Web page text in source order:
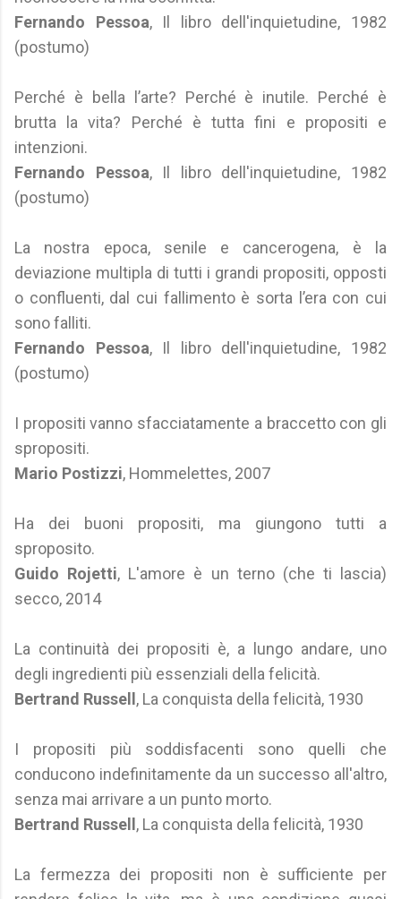
Fernando Pessoa, Il libro dell'inquietudine, 1982
(postumo)
Perché è bella l’arte? Perché è inutile. Perché è
brutta la vita? Perché è tutta fini e propositi e
intenzioni.
Fernando Pessoa, Il libro dell'inquietudine, 1982
(postumo)
La nostra epoca, senile e cancerogena, è la
deviazione multipla di tutti i grandi propositi, opposti
o confluenti, dal cui fallimento è sorta l’era con cui
sono falliti.
Fernando Pessoa, Il libro dell'inquietudine, 1982
(postumo)
I propositi vanno sfacciatamente a braccetto con gli
spropositi.
Mario Postizzi, Hommelettes, 2007
Ha dei buoni propositi, ma giungono tutti a
sproposito.
Guido Rojetti, L'amore è un terno (che ti lascia)
secco, 2014
La continuità dei propositi è, a lungo andare, uno
degli ingredienti più essenziali della felicità.
Bertrand Russell , La conquista della felicità, 1930
I propositi più soddisfacenti sono quelli che
conducono indefinitamente da un successo all'altro,
senza mai arrivare a un punto morto.
Bertrand Russell , La conquista della felicità, 1930
La fermezza dei propositi non è sufficiente per